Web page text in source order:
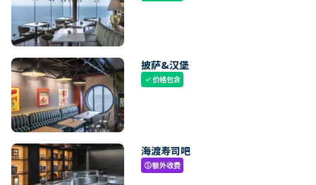
披萨&汉堡
check价格包含
海渡寿司吧
paid额外收费